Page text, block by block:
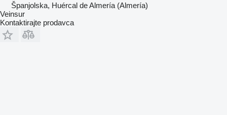
Španjolska, Huércal de Almería (Almería)
Veinsur
Kontaktirajte prodavca